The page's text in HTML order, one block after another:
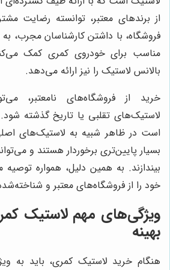
از برندهای معتبر، توانسته رضایت
فروشگاه، با داشتن کارشناسان مجرب،
مناسب برای خودروی کمری کمک
بالانس لاستیک را نیز ارائه می‌دهد.
خرید از فروشگاه‌های نامعتبر،
لاستیک‌های تقلبی یا تاریخ گذشته
است در ظاهر شبیه به لاستیک‌های
بسیار پایین‌تری برخوردار هستند و
بیندازند. به همین دلیل، همواره
خود را از فروشگاه‌های معتبر و
ویژگی‌های مهم لاستیک
بهینه
هنگام خرید لاستیک کمری، باید به